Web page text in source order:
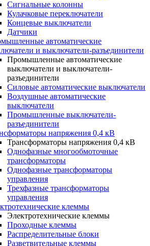
Сигнальные колонны
Кулачковые переключатели
Концевые выключатели
Датчики
автоматические
и выключатели-разъединители
Промышленные автоматические
выключатели и выключатели-
разъединители
Силовые автоматические выключатели
Воздушные автоматические
выключатели
Промышленные выключатели-
разъединители
напряжения 0,4 кВ
Трансформаторы напряжения 0,4 кВ
Однофазные многообмоточные
трансформаторы
Однофазные трансформаторы
управления
Трехфазные трансформаторы
управления
клеммы
Электротехнические клеммы
Проходные клеммы
Распределительные блоки
Разветвительные клеммы